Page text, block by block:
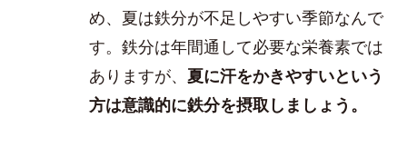
め、夏は鉄分が不足しやすい季節なんで
す。鉄分は年間通して必要な栄養素では
ありますが、 夏に汗をかきやすいという
方は意識的に鉄分を摂取しましょう。